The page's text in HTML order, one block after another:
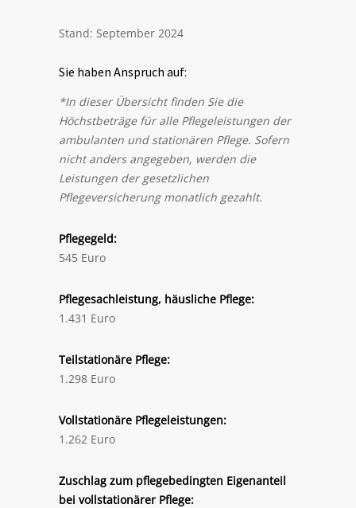
Stand: September 2024
Sie haben Anspruch auf:
*In dieser Übersicht finden Sie die
Höchstbeträge für alle Pflegeleistungen der
ambulanten und stationären Pflege. Sofern
nicht anders angegeben, werden die
Leistungen der gesetzlichen
Pflegeversicherung monatlich gezahlt.
Pflegegeld:
545 Euro
Pflegesachleistung, häusliche Pflege:
1.431 Euro
Teilstationäre Pflege:
1.298 Euro
Vollstationäre Pflegeleistungen:
1.262 Euro
Zuschlag zum pflegebedingten Eigenanteil
bei vollstationärer Pflege: